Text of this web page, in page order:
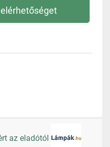
az eladótól